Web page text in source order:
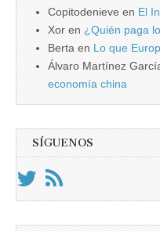
Copitodenieve en El
Xor en ¿Quién paga
Berta en Lo que
Álvaro Martínez
economía china
SÍGUENOS